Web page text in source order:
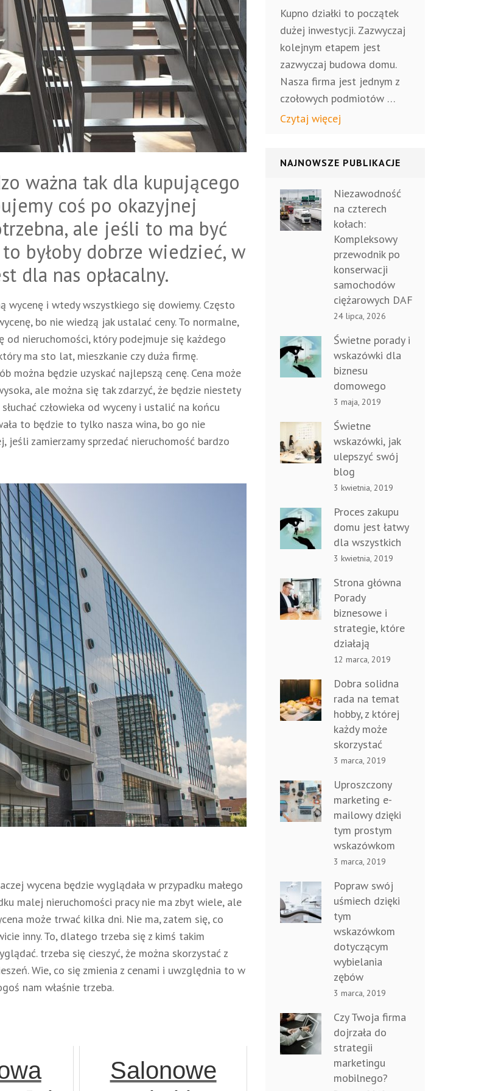
ważna tak dla kupującego
coś po okazyjnej
ale jeśli to ma być
byłoby dobrze wiedzieć, w
dla nas opłacalny.
i wtedy wszystkiego się dowiemy. Często
bo nie wiedzą jak ustalać ceny. To normalne,
nieruchomości, który podejmuje się każdego
ma sto lat, mieszkanie czy duża firmę.
będzie uzyskać najlepszą cenę. Cena może
ale można się tak zdarzyć, że będzie niestety
człowieka od wyceny i ustalić na końcu
to będzie to tylko nasza wina, bo go nie
jeśli zamierzamy sprzedać nieruchomość bardzo
wycena będzie wyglądała w przypadku małego
malej nieruchomości pracy nie ma zbyt wiele, ale
może trwać kilka dni. Nie ma, zatem się, co
inny. To, dlatego trzeba się z kimś takim
trzeba się cieszyć, że można skorzystać z
Wie, co się zmienia z cenami i uwzględnia to w
nam właśnie trzeba.
Salonowe
Kupno działki to początek
dużej inwestycji. Zazwyczaj
kolejnym etapem jest
zazwyczaj budowa domu.
Nasza firma jest jednym z
czołowych podmiotów …
Czytaj więcej
NAJNOWSZE PUBLIKACJE
Niezawodność
na czterech
kołach:
Kompleksowy
przewodnik po
konserwacji
samochodów
ciężarowych DAF
24 lipca, 2026
Świetne porady i
wskazówki dla
biznesu
domowego
3 maja, 2019
Świetne
wskazówki, jak
ulepszyć swój
blog
3 kwietnia, 2019
Proces zakupu
domu jest łatwy
dla wszystkich
3 kwietnia, 2019
Strona główna
Porady
biznesowe i
strategie, które
działają
12 marca, 2019
Dobra solidna
rada na temat
hobby, z której
każdy może
skorzystać
3 marca, 2019
Uproszczony
marketing e-
mailowy dzięki
tym prostym
wskazówkom
3 marca, 2019
Popraw swój
uśmiech dzięki
tym
wskazówkom
dotyczącym
wybielania
zębów
3 marca, 2019
Czy Twoja firma
dojrzała do
strategii
marketingu
mobilnego?